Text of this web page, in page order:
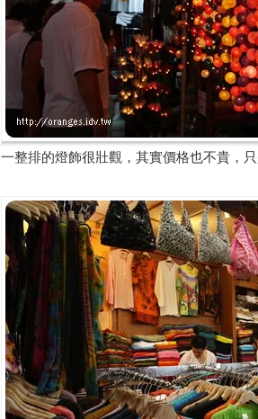
一整排的燈飾很壯觀，其實價格也不貴，